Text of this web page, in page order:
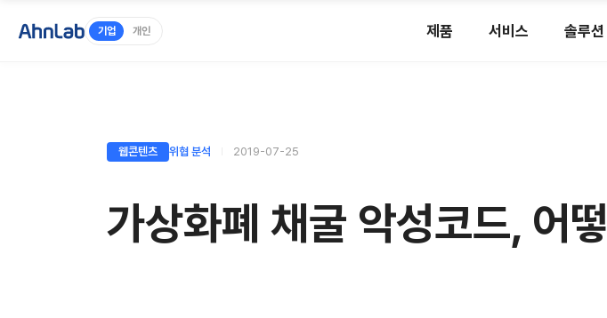
기업 개인 제품 서비스 솔루션
웹콘텐츠 위협 분석 2019-07-25
가상화폐 채굴 악성코드, 어